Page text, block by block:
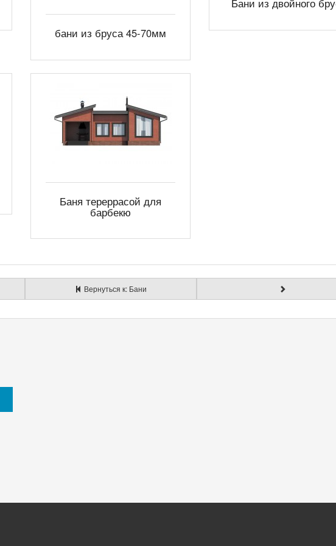
бани из бруса 45-70мм
Бани из двойного
Баня тереррасой для
барбекю
Вернуться к: Бани